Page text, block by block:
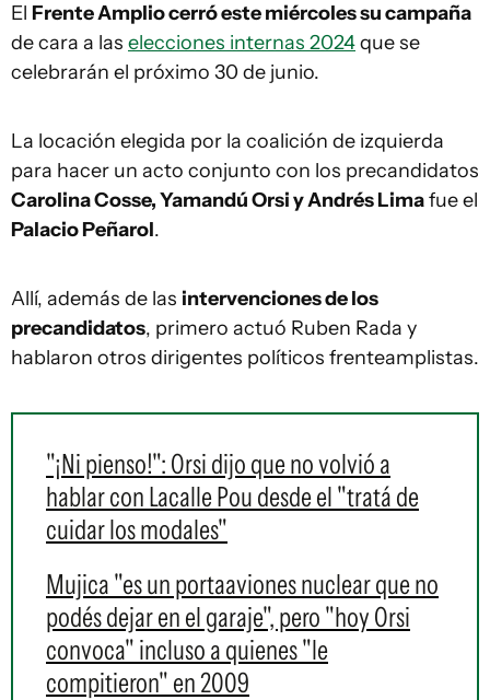
El Frente Amplio cerró este miércoles su campaña
de cara a las elecciones internas 2024que se
celebrarán el próximo 30 de junio.
La locación elegida por la coalición de izquierda
para hacer un acto conjunto con los precandidatos
Carolina Cosse, Yamandú Orsi y Andrés Limafue el
Palacio Peñarol.
Allí, además de las intervenciones de los
precandidatos, primero actuó Ruben Rada y
hablaron otros dirigentes políticos frenteamplistas.
"¡Ni pienso!": Orsi dijo que no volvió a
hablar con Lacalle Pou desde el "tratá de
cuidar los modales"
Mujica "es un portaaviones nuclear que no
podés dejar en el garaje", pero "hoy Orsi
convoca" incluso a quienes "le
compitieron" en 2009